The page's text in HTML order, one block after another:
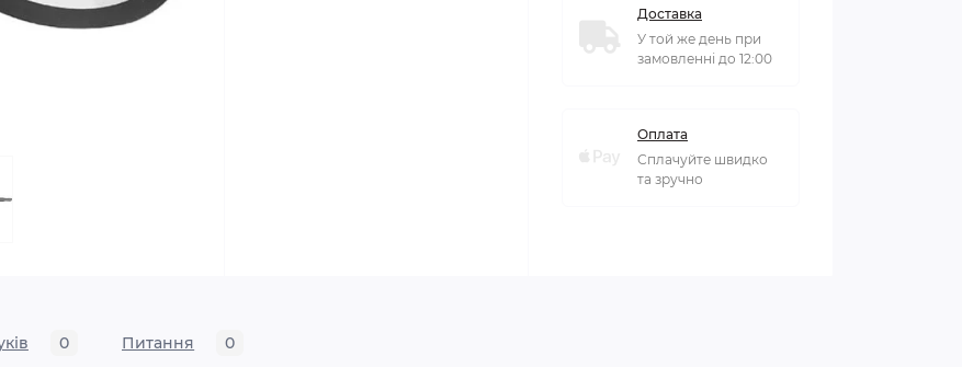
Доставка
У той же день при
замовленні до 12:00
Оплата
Сплачуйте швидко
та зручно
0 Питання 0